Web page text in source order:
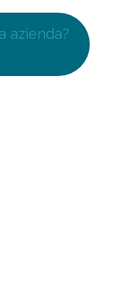
azienda?